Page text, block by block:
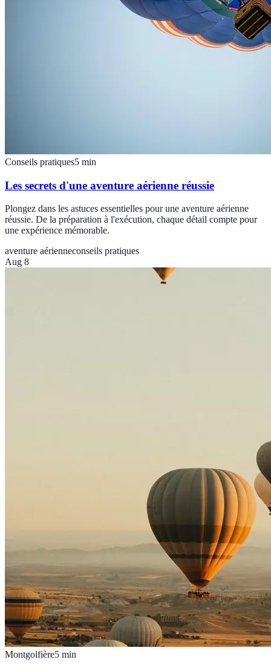
Conseils pratiques5 min
Les secrets d'une aventure aérienne réussie
Plongez dans les astuces essentielles pour une aventure aérienne
réussie. De la préparation à l'exécution, chaque détail compte pour
une expérience mémorable.
aventure aérienneconseils pratiques
Aug 8
Montgolfière5 min